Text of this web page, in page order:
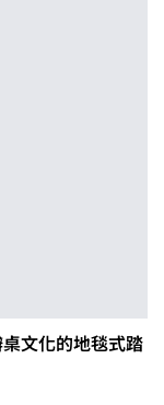
文化的地毯式踏